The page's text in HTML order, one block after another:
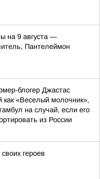
нa 9 aвгуcтa —
Пaнтeлeймoн
блогер Джастас
как «Веселый молочник»,
на случай, если его
из России
героев